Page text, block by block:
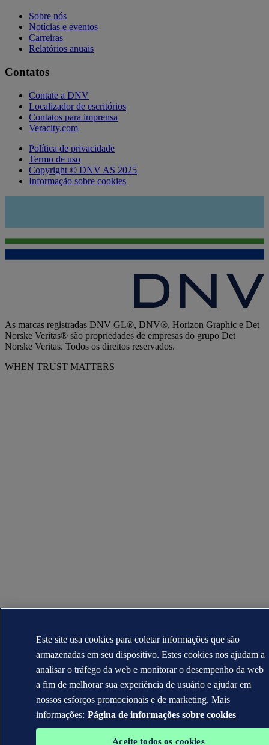
Sobre nós
Notícias e eventos
Carreiras
Relatórios anuais
Contatos
Contate a DNV
Localizador de escritórios
Contatos para imprensa
Veracity.com
Política de privacidade
Termo de uso
Copyright © DNV AS 2025
Informação sobre cookies
As marcas registradas DNV GL®, DNV®, Horizon Graphic e Det
Norske Veritas® são propriedades de empresas do grupo Det
Norske Veritas. Todos os direitos reservados.
WHEN TRUST MATTERS
Este site usa cookies para coletar informações que são
armazenadas em seu dispositivo. Estes cookies nos ajudam a
analisar o tráfego da web e monitorar o desempenho da web
a fim de melhorar sua experiência de usuário e ajudar em
nossos esforços promocionais e de marketing. Mais
informações: Página de informações sobre cookies
Aceite todos os cookies